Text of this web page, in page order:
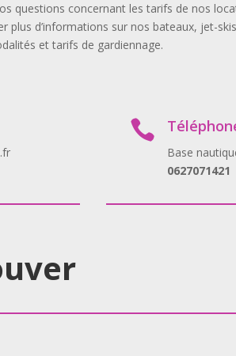
questions concernant les tarifs de nos
plus d’informations sur nos bateaux, jet-
et tarifs de gardiennage.

Base
0627071421